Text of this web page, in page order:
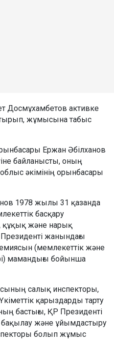
Досмұхамбетов активке
жұмысына табыс
Ержан Әбілханов
байланысты, оның
әкімінің орынбасары
1978 жылы 31 қазанда
басқару
құқық және нарық
жанындағы
(мемлекеттік және
мамандығы бойынша
салық инспекторы,
қарыздарды тарту
бастығы, ҚР Президенті
бақылау және ұйымдастыру
болып жұмыс